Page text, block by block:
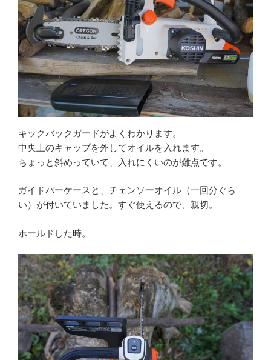
キックバックガードがよくわかります。
中央上のキャップを外してオイルを入れます。
ちょっと斜めっていて、入れにくいのが難点です。
ガイドバーケースと、チェンソーオイル（一回分ぐら
い）が付いていました。すぐ使えるので、親切。
ホールドした時。